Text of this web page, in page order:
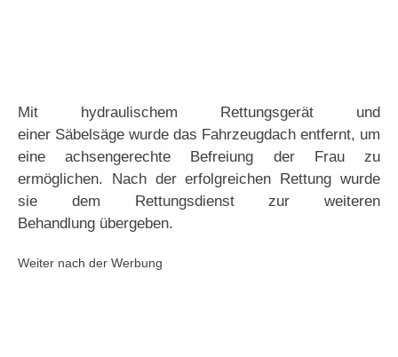
Mit hydraulischem Rettungsgerät und
einer Säbelsäge wurde das Fahrzeugdach entfernt, um
eine achsengerechte Befreiung der Frau zu
ermöglichen. Nach der erfolgreichen Rettung wurde
sie dem Rettungsdienst zur weiteren
Behandlung übergeben.
Weiter nach der Werbung